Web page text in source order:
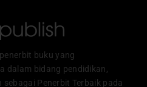
buku yang
dalam bidang pendidikan,
Penerbit Terbaik pada